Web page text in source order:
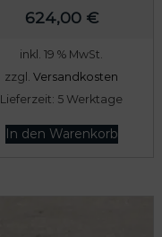
624,00 €
inkl. 19 % MwSt.
zzgl.Versandkosten
Lieferzeit: 5 Werktage
In den Warenkorb